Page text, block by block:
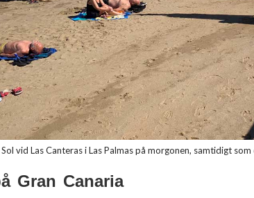
Sol vid Las Canteras i Las Palmas på morgonen, samtidigt
Gran Canaria